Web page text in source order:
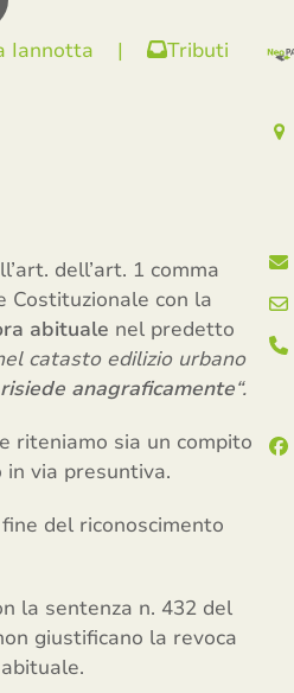
Iannotta | Tributi
dell’art. 1 comma
Costituzionale con la
abituale nel predetto
catasto edilizio urbano
anagraficamente“.
riteniamo sia un compito
via presuntiva.
del riconoscimento
la sentenza n. 432 del
giustificano la revoca